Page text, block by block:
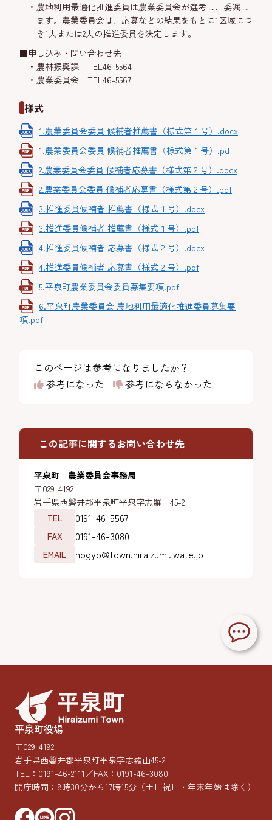
農地利用最適化推進委員は農業委員会が選考し、委嘱し
ます。農業委員会は、応募などの結果をもとに1区域につ
き1人または2人の推進委員を決定します。
■申し込み・問い合わせ先
農林振興課 TEL46-5564
農業委員会 TEL46-5567
様式
1.農業委員会委員 候補者推薦書（様式第１号）.docx
1.農業委員会委員 候補者推薦書（様式第１号）.pdf
2.農業委員会委員 候補者応募書（様式第２号）.docx
2.農業委員会委員 候補者応募書（様式第２号）.pdf
3.推進委員候補者 推薦書（様式１号）.docx
3.推進委員候補者 推薦書（様式１号）.pdf
4.推進委員候補者 応募書（様式２号）.docx
4.推進委員候補者 応募書（様式２号）.pdf
5.平泉町農業委員会委員募集要項.pdf
6.平泉町農業委員会 農地利用最適化推進委員募集要
項.pdf
このページは参考になりましたか？
参考になった
参考にならなかった
この記事に関するお問い合わせ先
平泉町 農業委員会事務局
〒029-4192
岩手県西磐井郡平泉町平泉字志羅山45-2
TEL
0191-46-5567
FAX 0191-46-3080
EMAIL nogyo@town.hiraizumi.iwate.jp
平泉町役場
〒029-4192
岩手県西磐井郡平泉町平泉字志羅山45-2
TEL： 0191-46-2111／FAX：0191-46-3080
開庁時間：8時30分から17時15分 （土日祝日・年末年始は除く）